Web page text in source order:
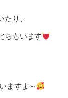
り、
ちもいます
ますよ～